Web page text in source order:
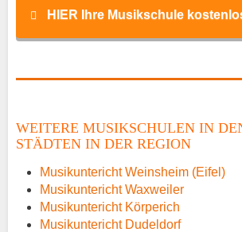
HIER Ihre Musikschule
WEITERE MUSIKSCHULEN IN DEN
TÄDTEN IN DER REGION
Musikuntericht Weinsheim (Eifel)
Musikuntericht Waxweiler
Musikuntericht Körperich
Musikuntericht Dudeldorf